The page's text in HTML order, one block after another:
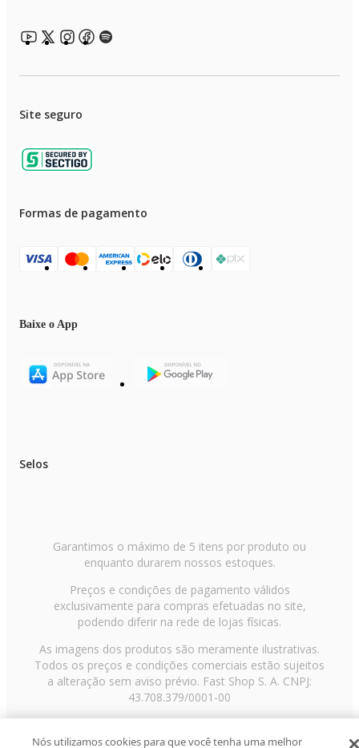
Site seguro
Formas de pagamento
Baixe o App
Selos
Garantimos o máximo de 5 itens por produto ou
enquanto durarem nossos estoques.
Preços e condições de pagamento válidos
exclusivamente para compras efetuadas no site,
podendo diferir na rede de lojas físicas.
As imagens dos produtos são meramente ilustrativas.
Todos os preços e condições comerciais estão sujeitos
a alteração sem aviso prévio. Fast Shop S. A. CNPJ:
43.708.379/0001-00
Paulo/SP, CEP 02029-001, Telefone: 11 3003-3728 ©
Nós utilizamos cookies para que você tenha uma melhor